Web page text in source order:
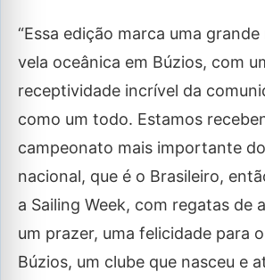
“Essa edição marca uma
vela oceânica em Búzios, com
receptividade incrível da
como um todo. Estamos
campeonato mais importante
nacional, que é o Brasileiro,
a Sailing Week, com regatas de
um prazer, uma felicidade para
Búzios, um clube que nasceu e